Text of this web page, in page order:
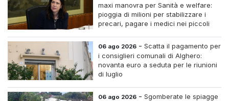
maxi manovra per Sanità e welfare:
pioggia di milioni per stabilizzare i
precari, pagare i medici nei piccoli
06 ago 2026 -Scatta il pagamento per
i consiglieri comunali di Alghero:
novanta euro a seduta per le riunioni
di luglio
06 ago 2026 -Sgomberate le spiagge